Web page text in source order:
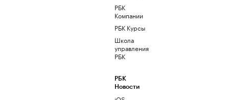
РБК
Компании
РБК Курсы
Школа
управления
РБК
РБК
Новости